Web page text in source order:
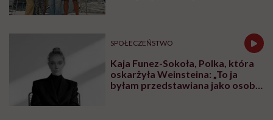
SPOŁECZEŃSTWO
Kaja Funez-Sokoła, Polka, która
oskarżyła Weinsteina: „To ja
byłam przedstawiana jako osoba,